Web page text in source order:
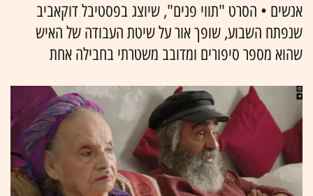
אנשים • הסרט "תווי פנים", שיוצג בפסטיבל דוקאביב
שנפתח השבוע, שופך אור על שיטת העבודה של האיש
שהוא מספר סיפורים ומדובב משטרתי בחבילה אחת